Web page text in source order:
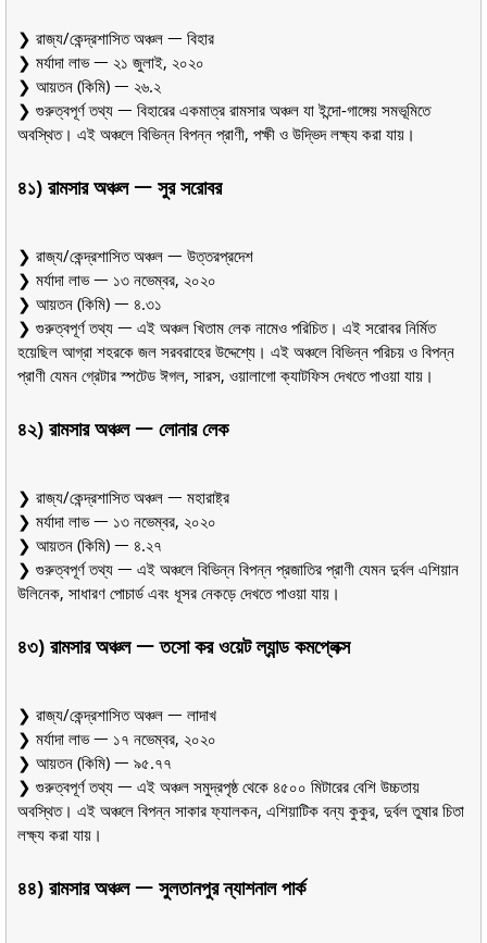
❯ রাজ্য/কেন্দ্রশাসিত অঞ্চল ᅳ বিহার
❯ মর্যাদা লাভ ᅳ ২১ জুলাই, ২০২০
❯ আয়তন (কিমি) ᅳ ২৬.২
❯ গুরুত্বপূর্ণ তথ্য ᅳ বিহারের একমাত্র রামসার অঞ্চল যা ইন্দো-গাঙ্গেয় সমভূমিতে
অবস্থিত। এই অঞ্চলে বিভিন্ন বিপন্ন প্রাণী, পক্ষী ও উদ্ভিদ লক্ষ্য করা যায়।
৪১) রামসার অঞ্চল ᅳ সুর সরোবর
❯ রাজ্য/কেন্দ্রশাসিত অঞ্চল ᅳ উত্তরপ্রদেশ
❯ মর্যাদা লাভ ᅳ ১৩ নভেম্বর, ২০২০
❯ আয়তন (কিমি) ᅳ ৪.৩১
❯ গুরুত্বপূর্ণ তথ্য ᅳ এই অঞ্চল খিতাম লেক নামেও পরিচিত। এই সরোবর নির্মিত
হয়েছিল আগ্রা শহরকে জল সরবরাহের উদ্দেশ্যে। এই অঞ্চলে বিভিন্ন পরিচয় ও বিপন্ন
প্রাণী যেমন গ্রেটার স্পটেড ঈগল, সারস, ওয়ালাগো ক্যাটফিস দেখতে পাওয়া যায়।
৪২) রামসার অঞ্চল ᅳ লোনার লেক
❯ রাজ্য/কেন্দ্রশাসিত অঞ্চল ᅳ মহারাষ্ট্র
❯ মর্যাদা লাভ ᅳ ১৩ নভেম্বর, ২০২০
❯ আয়তন (কিমি) ᅳ ৪.২৭
❯ গুরুত্বপূর্ণ তথ্য ᅳ এই অঞ্চলে বিভিন্ন বিপন্ন প্রজাতির প্রাণী যেমন দুর্বল এশিয়ান
উলিনেক, সাধারণ পোচার্ড এবং ধূসর নেকড়ে দেখতে পাওয়া যায়।
৪৩) রামসার অঞ্চল ᅳ তসো কর ওয়েট ল্যান্ড কমপ্লেক্স
❯ রাজ্য/কেন্দ্রশাসিত অঞ্চল ᅳ লাদাখ
❯ মর্যাদা লাভ ᅳ ১৭ নভেম্বর, ২০২০
❯ আয়তন (কিমি) ᅳ ৯৫.৭৭
❯ গুরুত্বপূর্ণ তথ্য ᅳ এই অঞ্চল সমুদ্রপৃষ্ঠ থেকে ৪৫০০ মিটারের বেশি উচ্চতায়
অবস্থিত। এই অঞ্চলে বিপন্ন সাকার ফ্যালকন, এশিয়াটিক বন্য কুকুর, দুর্বল তুষার চিতা
লক্ষ্য করা যায়।
৪৪) রামসার অঞ্চল ᅳ সুলতানপুর ন্যাশনাল পার্ক